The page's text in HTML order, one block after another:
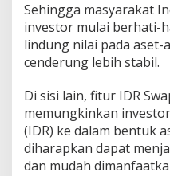
Sehingga masyarakat
investor mulai berhati-
lindung nilai pada aset-
cenderung lebih stabil.
Di sisi lain, fitur IDR
memungkinkan
(IDR) ke dalam bentuk
diharapkan dapat
dan mudah